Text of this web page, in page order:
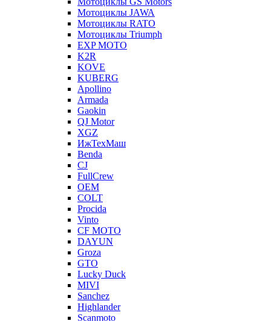
Мотоциклы JAWA
Мотоциклы RATO
Мотоциклы Triumph
EXP MOTO
K2R
KOVE
KUBERG
Apollino
Armada
Gaokin
QJ Motor
XGZ
ИжТехМаш
Benda
CJ
FullCrew
OEM
COLT
Procida
Vinto
CF MOTO
DAYUN
Groza
GTO
Lucky Duck
MIVI
Sanchez
Highlander
Scanmoto